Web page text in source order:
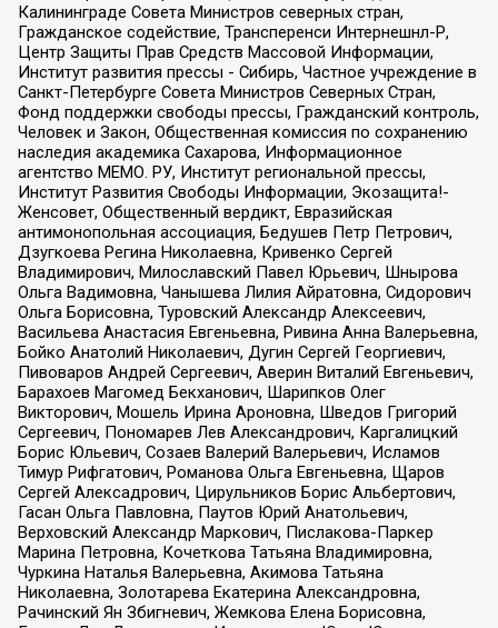
Калининграде Совета Министров северных стран,
Гражданское содействие, Трансперенси Интернешнл-Р,
Центр Защиты Прав Средств Массовой Информации,
Институт развития прессы - Сибирь, Частное учреждение в
Санкт-Петербурге Совета Министров Северных Стран,
Фонд поддержки свободы прессы, Гражданский контроль,
Человек и Закон, Общественная комиссия по сохранению
наследия академика Сахарова, Информационное
агентство МЕМО. РУ, Институт региональной прессы,
Институт Развития Свободы Информации, Экозащита!-
Женсовет, Общественный вердикт, Евразийская
антимонопольная ассоциация, Бедушев Петр Петрович,
Дзугкоева Регина Николаевна, Кривенко Сергей
Владимирович, Милославский Павел Юрьевич, Шнырова
Ольга Вадимовна, Чанышева Лилия Айратовна, Сидорович
Ольга Борисовна, Туровский Александр Алексеевич,
Васильева Анастасия Евгеньевна, Ривина Анна Валерьевна,
Бойко Анатолий Николаевич, Дугин Сергей Георгиевич,
Пивоваров Андрей Сергеевич, Аверин Виталий Евгеньевич,
Барахоев Магомед Бекханович, Шарипков Олег
Викторович, Мошель Ирина Ароновна, Шведов Григорий
Сергеевич, Пономарев Лев Александрович, Каргалицкий
Борис Юльевич, Созаев Валерий Валерьевич, Исламов
Тимур Рифгатович, Романова Ольга Евгеньевна, Щаров
Сергей Алексадрович, Цирульников Борис Альбертович,
Гасан Ольга Павловна, Паутов Юрий Анатольевич,
Верховский Александр Маркович, Пислакова-Паркер
Марина Петровна, Кочеткова Татьяна Владимировна,
Чуркина Наталья Валерьевна, Акимова Татьяна
Николаевна, Золотарева Екатерина Александровна,
Рачинский Ян Збигневич, Жемкова Елена Борисовна,